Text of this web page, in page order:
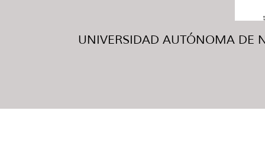
UNIVERSIDAD AUTÓNOMA DE